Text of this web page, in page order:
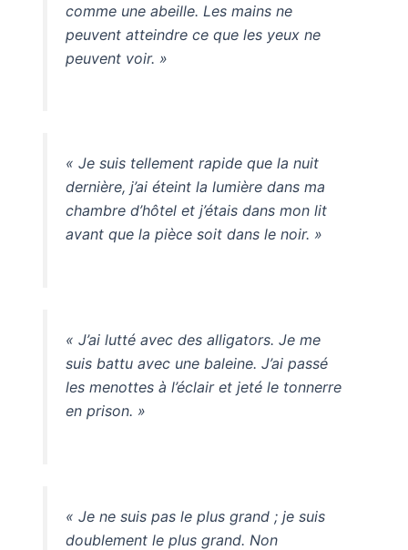
comme une abeille. Les mains ne
peuvent atteindre ce que les yeux ne
peuvent voir. »
« Je suis tellement rapide que la nuit
dernière, j’ai éteint la lumière dans ma
chambre d’hôtel et j’étais dans mon lit
avant que la pièce soit dans le noir. »
« J’ai lutté avec des alligators. Je me
suis battu avec une baleine. J’ai passé
les menottes à l’éclair et jeté le tonnerre
en prison. »
« Je ne suis pas le plus grand ; je suis
doublement le plus grand. Non